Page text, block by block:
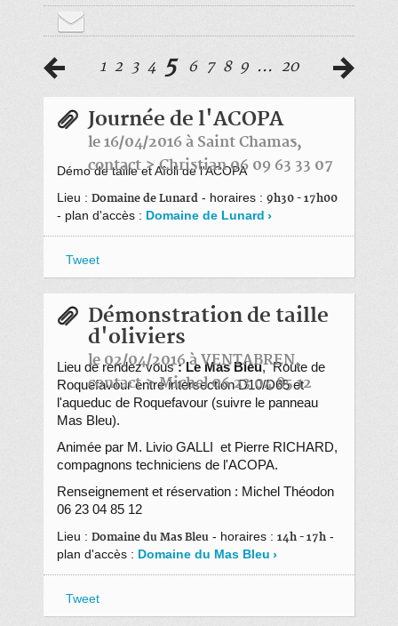
1 2 3 4 5 6 7 8 9 ... 20
Journée de l'ACOPA
le 16/04/2016 à Saint Chamas,
contact > Christian 06 09 63 33 07
Démo de taille et Aîoli de l'ACOPA
Lieu : Domaine de Lunard - horaires : 9h30 - 17h00
- plan d'accès : Domaine de Lunard
Tweet
Démonstration de taille
d'oliviers
le 02/04/2016 à VENTABREN,
contact > Michel 06 23 04 85 12
Lieu de rendez vous: Le Mas Bleu,Route de
Roquefavourentre intersection D10/D65 et
l'aqueduc de Roquefavour (suivre le panneau
Mas Bleu).
Animée par M. Livio GALLI et Pierre RICHARD,
compagnons techniciens de l'ACOPA.
Renseignement et réservation : Michel Théodon
06 23 04 85 12
Lieu : Domaine du Mas Bleu - horaires : 14h - 17h -
plan d'accès : Domaine du Mas Bleu
Tweet